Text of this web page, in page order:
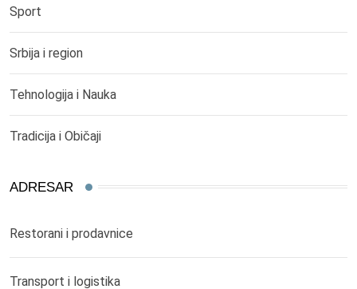
Sport
Srbija i region
Tehnologija i Nauka
Tradicija i Običaji
ADRESAR
Restorani i prodavnice
Transport i logistika